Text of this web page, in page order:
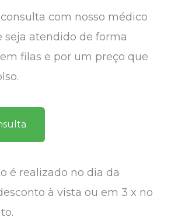
com nosso médico
seja atendido de forma
filas e por um preço que
é realizado no dia da
à vista ou em 3 x no